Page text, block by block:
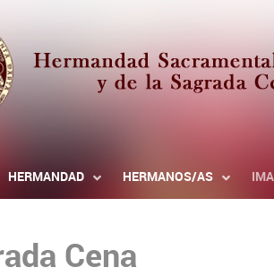
HERMANDAD HERMANOS/AS
Cena